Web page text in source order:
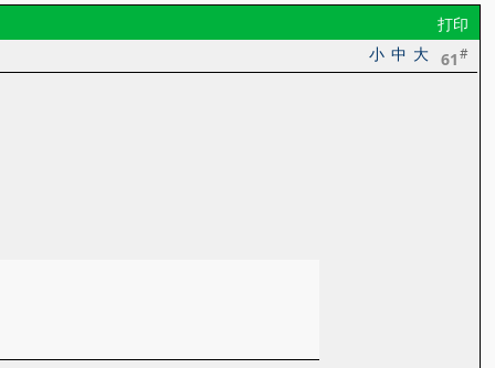
打印
61 #
大
中
小